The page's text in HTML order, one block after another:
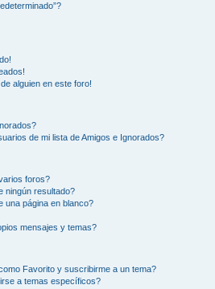
alguien en este foro!
de mi lista de Amigos e Ignorados?
foros?
ningún resultado?
una página en blanco?
mensajes y temas?
Favorito y suscribirme a un tema?
a temas específicos?